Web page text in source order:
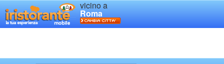
vicino a
Roma